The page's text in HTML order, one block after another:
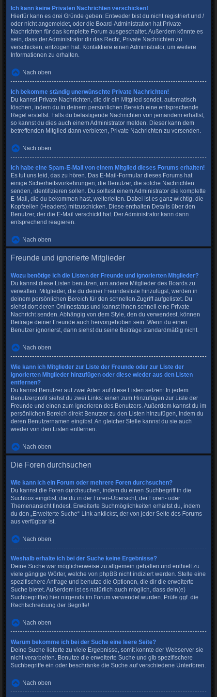
Ich kann keine Privaten Nachrichten verschicken!
Hierfür kann es drei Gründe geben: Entweder bist du nicht registriert und /
oder nicht angemeldet, oder die Board-Administration hat Private
Nachrichten für das komplette Forum ausgeschaltet. Außerdem könnte es
sein, dass der Administrator dir das Recht, Private Nachrichten zu
verschicken, entzogen hat. Kontaktiere einen Administrator, um weitere
Informationen zu erhalten.
Nach oben
Ich bekomme ständig unerwünschte Private Nachrichten!
Du kannst Private Nachrichten, die dir ein Mitglied sendet, automatisch
löschen, indem du in deinem persönlichen Bereich eine entsprechende
Regel erstellst. Falls du belästigende Nachrichten von jemandem erhältst,
so kannst du dies auch einem Administrator melden. Dieser kann dem
betreffenden Mitglied dann verbieten, Private Nachrichten zu versenden.
Nach oben
Ich habe eine Spam-E-Mail von einem Mitglied dieses Forums erhalten!
Es tut uns leid, das zu hören. Das E-Mail-Formular dieses Forums hat
einige Sicherheitsvorkehrungen, die Benutzer, die solche Nachrichten
senden, identifizieren sollen. Du solltest einem Administrator die komplette
E-Mail, die du bekommen hast, weiterleiten. Dabei ist es ganz wichtig, die
Kopfzeilen (Headers) mitzuschicken. Diese enthalten Details über den
Benutzer, der die E-Mail verschickt hat. Der Administrator kann dann
entsprechend reagieren.
Nach oben
Freunde und ignorierte Mitglieder
Wozu benötige ich die Listen der Freunde und ignorierten Mitglieder?
Du kannst diese Listen benutzen, um andere Mitglieder des Boards zu
verwalten. Mitglieder, die du deiner Freundesliste hinzufügst, werden in
deinem persönlichen Bereich für den schnellen Zugriff aufgelistet. Du
siehst dort deren Onlinestatus und kannst ihnen schnell eine Private
Nachricht senden. Abhängig von dem Style, den du verwendest, können
Beiträge deiner Freunde auch hervorgehoben sein. Wenn du einen
Benutzer ignorierst, dann siehst du seine Beiträge standardmäßig nicht.
Nach oben
Wie kann ich Mitglieder zur Liste der Freunde oder zur Liste der
ignorierten Mitglieder hinzufügen oder diese wieder aus den Listen
entfernen?
Du kannst Benutzer auf zwei Arten auf diese Listen setzen: In jedem
Benutzerprofil siehst du zwei Links: einen zum Hinzufügen zur Liste der
Freunde und einen zum Ignorieren des Benutzers. Außerdem kannst du im
persönlichen Bereich direkt Benutzer zu den Listen hinzufügen, indem du
deren Benutzernamen eingibst. An gleicher Stelle kannst du sie auch
wieder von den Listen entfernen.
Nach oben
Die Foren durchsuchen
Wie kann ich ein Forum oder mehrere Foren durchsuchen?
Du kannst die Foren durchsuchen, indem du einen Suchbegriff in die
Suchbox eingibst, die du in der Foren-Übersicht, der Foren- oder
Themenansicht findest. Erweiterte Suchmöglichkeiten erhältst du, indem
du den „Erweiterte Suche“-Link anklickst, der von jeder Seite des Forums
aus verfügbar ist.
Nach oben
Weshalb erhalte ich bei der Suche keine Ergebnisse?
Deine Suche war möglicherweise zu allgemein gehalten und enthielt zu
viele gängige Wörter, welche von phpBB nicht indiziert werden. Stelle eine
spezifischere Anfrage und benutze die Optionen, die dir die erweiterte
Suche bietet. Außerdem ist es natürlich auch möglich, dass dein(e)
Suchbegriff(e) hier nirgends im Forum verwendet wurden. Prüfe ggf. die
Rechtschreibung der Begriffe!
Nach oben
Warum bekomme ich bei der Suche eine leere Seite?
Deine Suche lieferte zu viele Ergebnisse, somit konnte der Webserver sie
nicht verarbeiten. Benutze die erweiterte Suche und gib spezifischere
Suchbegriffe ein oder beschränke die Suche auf verschiedene Unterforen.
Nach oben